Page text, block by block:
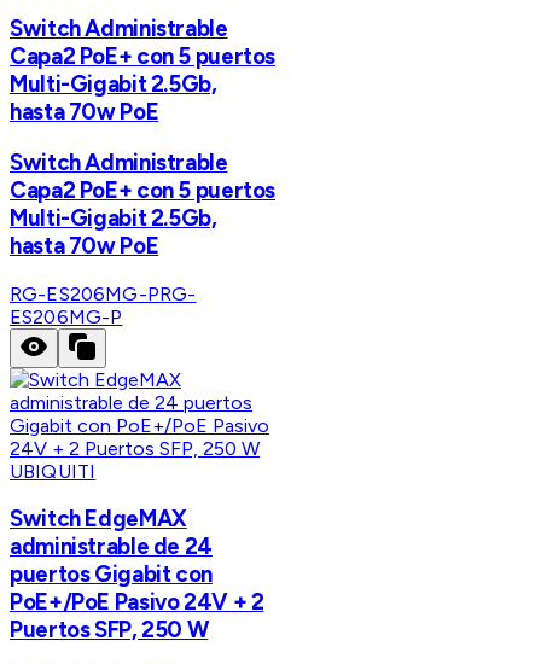
Switch Administrable
Capa2 PoE+ con 5 puertos
Multi-Gigabit 2.5Gb,
hasta 70w PoE
Switch Administrable
Capa2 PoE+ con 5 puertos
Multi-Gigabit 2.5Gb,
hasta 70w PoE
RG-ES206MG-PRG-
ES206MG-P
UBIQUITI
Switch EdgeMAX
administrable de 24
puertos Gigabit con
PoE+/PoE Pasivo 24V + 2
Puertos SFP, 250 W